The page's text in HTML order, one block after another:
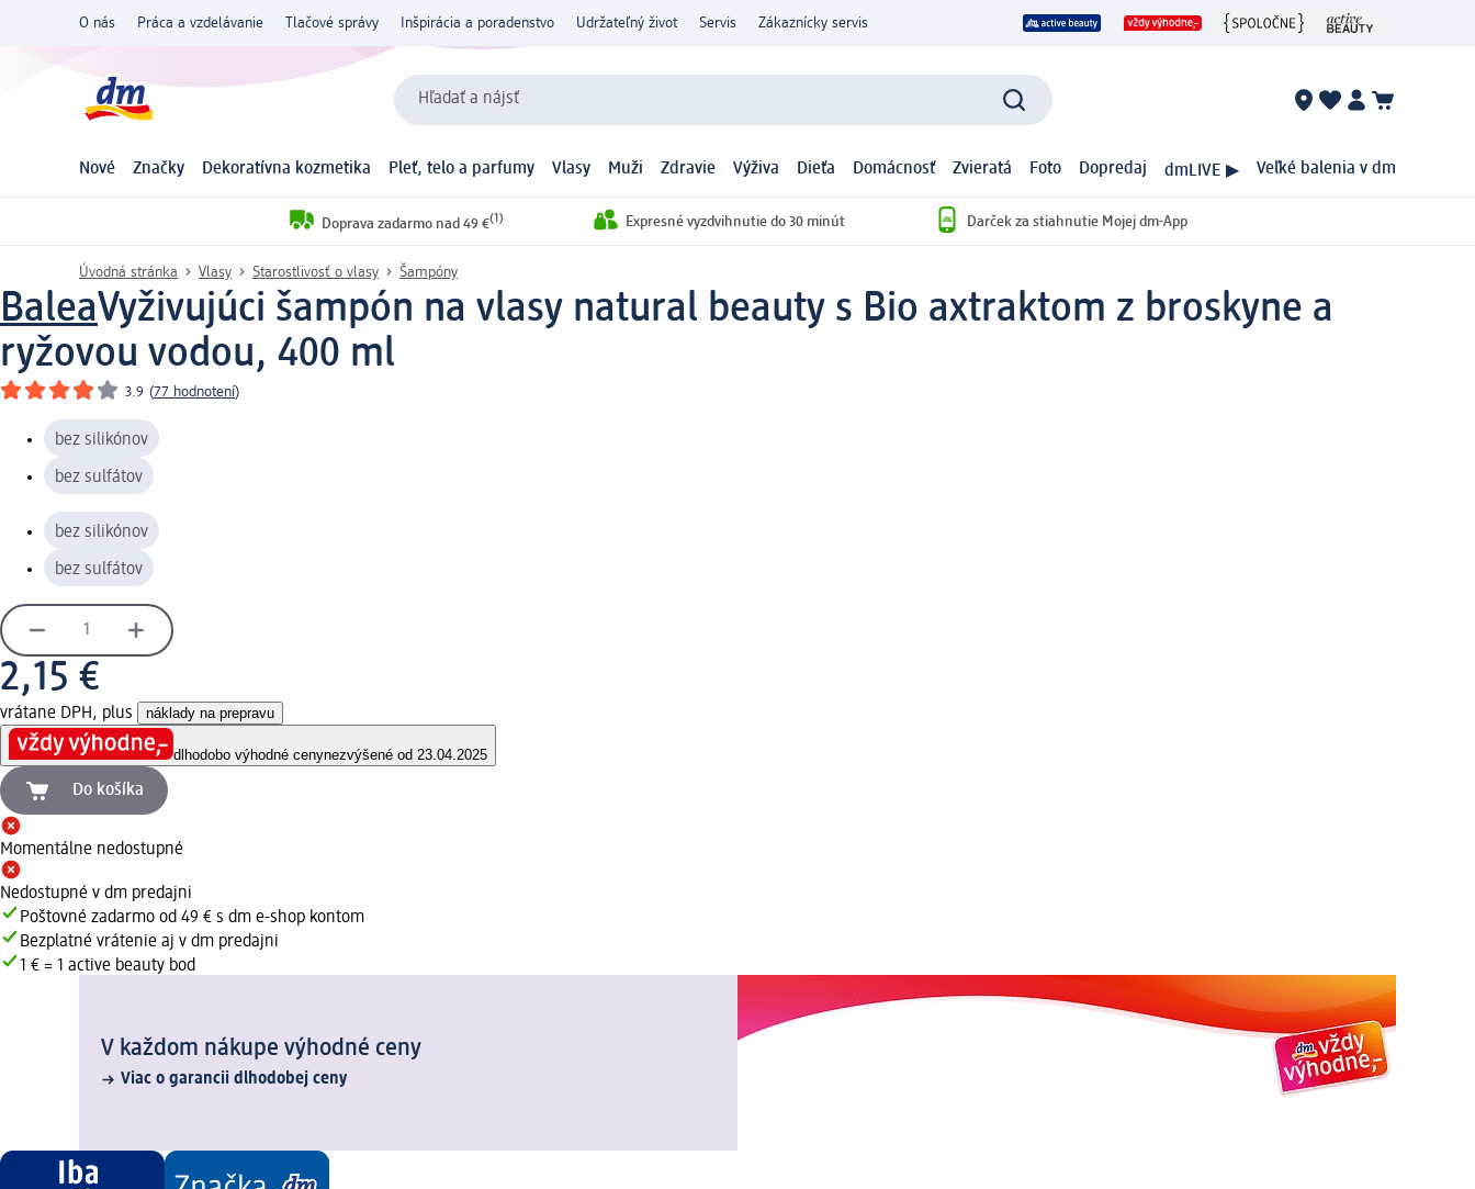
O nás Práca a vzdelávanie Tlačové správy Inšpirácia a poradenstvo Udržateľný život Servis Zákaznícky servis
Hľadať a nájsť
Nové Značky Dekoratívna kozmetika Pleť, telo a parfumy Vlasy Muži Zdravie Výživa Dieťa Domácnosť Zvieratá Foto Dopredaj dmLIVE ▶ Veľké balenia v dm
Doprava zadarmo nad 49 €(1) Expresné vyzdvihnutie do 30 minút Darček za stiahnutie Mojej dm-App
Úvodná stránka Vlasy Starostlivosť o vlasy Šampóny
BaleaVyživujúci šampón na vlasy natural beauty s Bio axtraktom z broskyne a
ryžovou vodou, 400 ml
3.9 (77 hodnotení)
bez silikónov
bez sulfátov
bez silikónov
bez sulfátov
2,15 €
vrátane DPH, plus náklady na prepravu
dlhodobo výhodné cenynezvýšené od 23.04.2025
Do košíka
Momentálne nedostupné
Nedostupné v dm predajni
Poštovné zadarmo od 49 € s dm e-shop kontom
Bezplatné vrátenie aj v dm predajni
1 € = 1 active beauty bod
V každom nákupe výhodné ceny
Viac o garancii dlhodobej ceny